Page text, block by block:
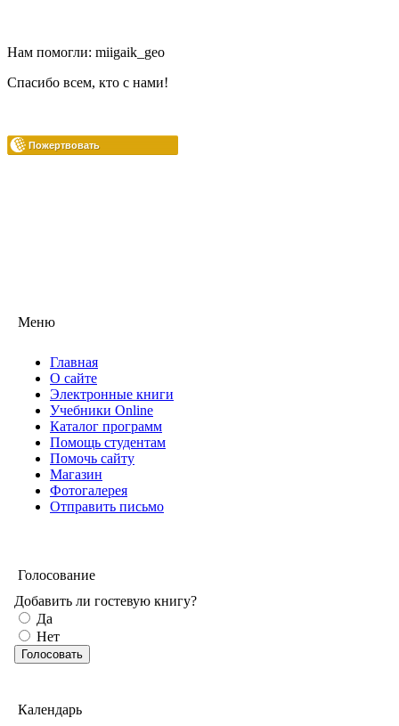
Нам помогли: miigaik_geo
Спасибо всем, кто с нами!
Меню
Главная
О сайте
Электронные книги
Учебники Online
Каталог программ
Помощь студентам
Помочь сайту
Магазин
Фотогалерея
Отправить письмо
Голосование
Добавить ли гостевую книгу?
Да
Нет
Календарь